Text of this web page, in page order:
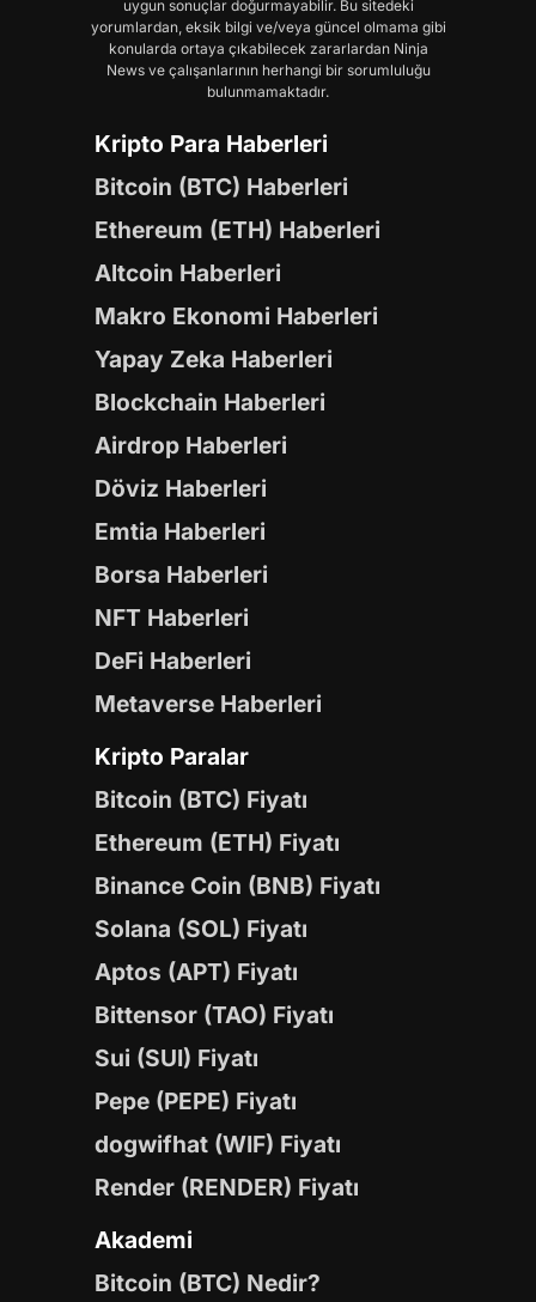
uygun sonuçlar doğurmayabilir. Bu sitedeki
yorumlardan, eksik bilgi ve/veya güncel olmama gibi
konularda ortaya çıkabilecek zararlardan Ninja
News ve çalışanlarının herhangi bir sorumluluğu
bulunmamaktadır.
Kripto Para Haberleri
Bitcoin (BTC) Haberleri
Ethereum (ETH) Haberleri
Altcoin Haberleri
Makro Ekonomi Haberleri
Yapay Zeka Haberleri
Blockchain Haberleri
Airdrop Haberleri
Döviz Haberleri
Emtia Haberleri
Borsa Haberleri
NFT Haberleri
DeFi Haberleri
Metaverse Haberleri
Kripto Paralar
Bitcoin (BTC) Fiyatı
Ethereum (ETH) Fiyatı
Binance Coin (BNB) Fiyatı
Solana (SOL) Fiyatı
Aptos (APT) Fiyatı
Bittensor (TAO) Fiyatı
Sui (SUI) Fiyatı
Pepe (PEPE) Fiyatı
dogwifhat (WIF) Fiyatı
Render (RENDER) Fiyatı
Akademi
Bitcoin (BTC) Nedir?